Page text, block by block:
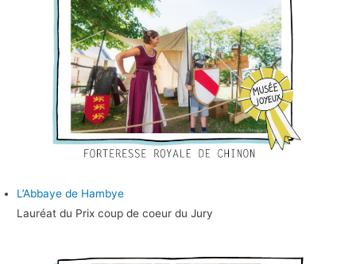
L’Abbaye de Hambye
Lauréat du Prix coup de coeur du Jury